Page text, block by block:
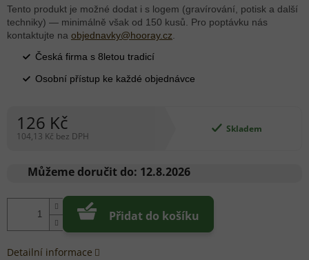
126 Kč
104,13 Kč bez DPH
cena:
Skladem
Můžeme doručit do: 12.8.2026
Přidat do košíku
Tento produkt je možné dodat i s logem (gravírování, potisk a další
techniky) — minimálně však od 150 kusů. Pro poptávku nás
kontaktujte na objednavky@hooray.cz.
Česká firma s 8letou tradicí
Osobní přístup ke každé objednávce
Detailní informace